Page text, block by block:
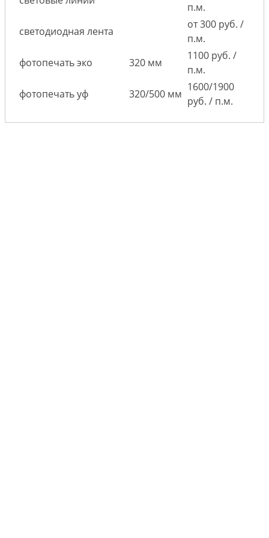
п.м.
светодиодная лента
от 300 руб. /
п.м.
фотопечать эко
320 мм
1100 руб. /
п.м.
фотопечать уф
320/500 мм
1600/1900
руб. / п.м.